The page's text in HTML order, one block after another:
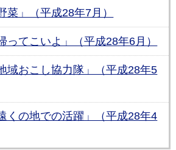
菜」（平成28年7月）
ってこいよ」（平成28年6月）
域おこし協力隊」（平成28年5
くの地での活躍」（平成28年4